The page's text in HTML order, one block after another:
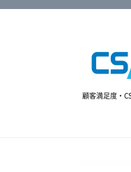
顧客満足度・